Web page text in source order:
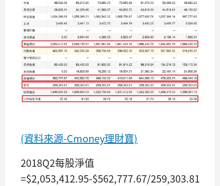
(資料來源-Cmoney理財寶)
2018Q2每股淨值
=$2,053,412.95-$562,777.67/259,303.81*10